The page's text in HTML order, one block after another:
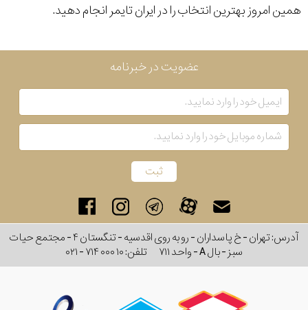
همین امروز بهترین انتخاب را در ایران تایمر انجام دهید.
منبع
اصالت
کشور
باتری
عضویت در خبرنامه
آدرس: تهران - خ پاسداران - رو به روی اقدسیه - تنگستان ۴ - مجتمع حیات
سبز - بال A - واحد ۷۱۱
تلفن:۰۲۱ - ۷۱۴ ۰۰۰ ۱۰